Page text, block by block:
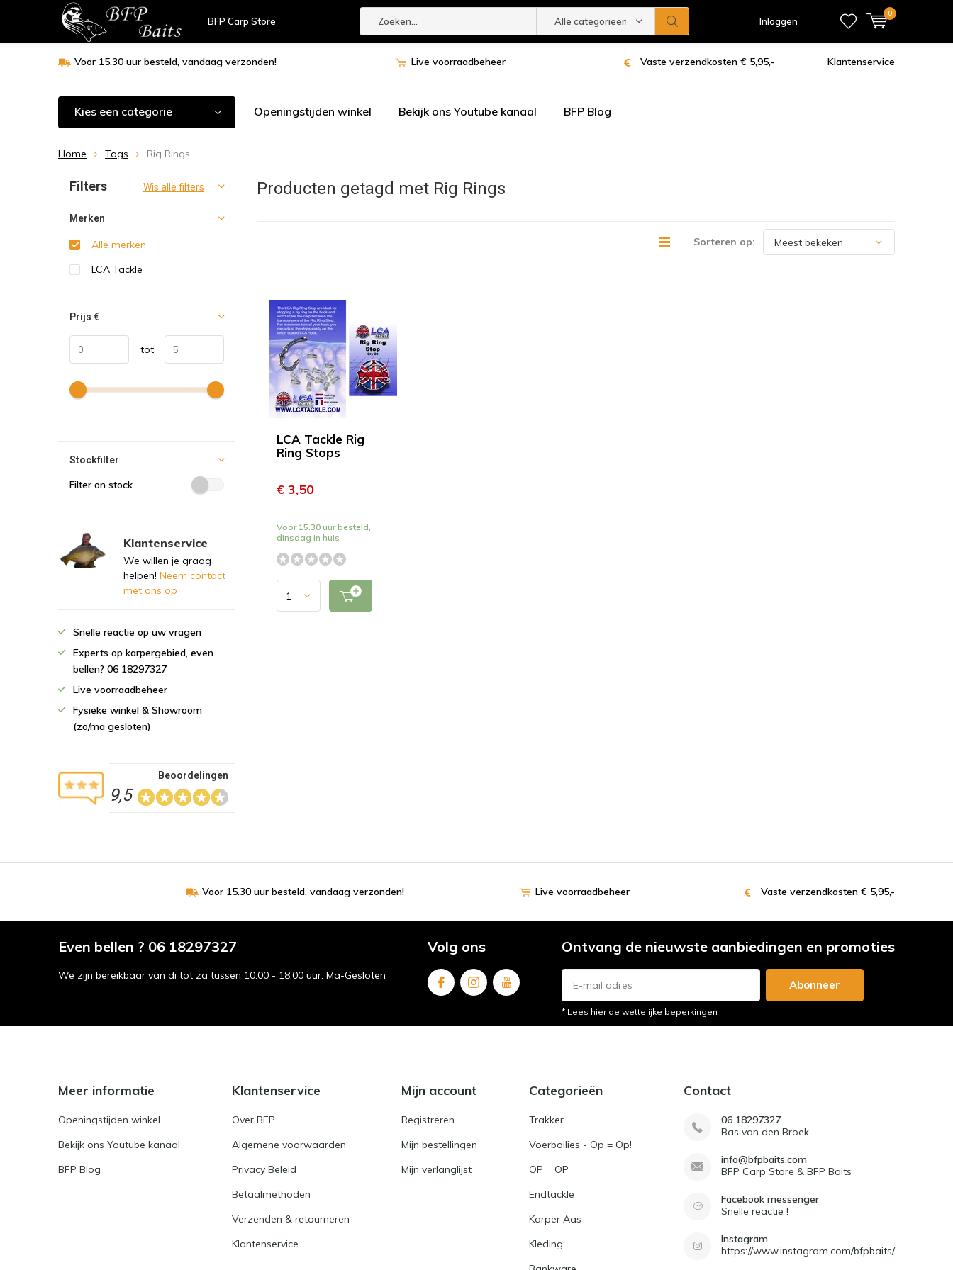
BFP Carp Store Alle categorieën Inloggen
0
Voor 15.30 uur besteld, vandaag verzonden! Live voorraadbeheer Vaste verzendkosten € 5,95,- Klantenservice
Kies een categorie Openingstijden winkel Bekijk ons Youtube kanaal BFP Blog
Home Tags Rig Rings
Producten getagd met Rig Rings
Sorteren op:
LCA Tackle Rig
Ring Stops
€ 3,50
Voor 15.30 uur besteld,
dinsdag in huis
Sorteren op:
Filters Wis alle filters
Merken
Alle merken
LCA Tackle
Prijs €
tot
Stockfilter
Filter on stock
Klantenservice
We willen je graag
helpen! Neem contact
met ons op
Snelle reactie op uw vragen
Experts op karpergebied, even
bellen? 06 18297327
Live voorraadbeheer
Fysieke winkel & Showroom
(zo/ma gesloten)
9,5
Beoordelingen
Voor 15.30 uur besteld, vandaag verzonden! Live voorraadbeheer Vaste verzendkosten € 5,95,-
Even bellen ? 06 18297327
We zijn bereikbaar van di tot za tussen 10:00 - 18:00 uur. Ma-Gesloten
Volg ons Ontvang de nieuwste aanbiedingen en promoties
Abonneer
* Lees hier de wettelijke beperkingen
Meer informatie
Openingstijden winkel
Bekijk ons Youtube kanaal
BFP Blog
Klantenservice
Over BFP
Algemene voorwaarden
Privacy Beleid
Betaalmethoden
Verzenden & retourneren
Klantenservice
Mijn account
Registreren
Mijn bestellingen
Mijn verlanglijst
Categorieën
Trakker
Voerboilies - Op = Op!
OP = OP
Endtackle
Karper Aas
Kleding
Contact
06 18297327
Bas van den Broek
info@bfpbaits.com
BFP Carp Store & BFP Baits
Facebook messenger
Snelle reactie !
Instagram
https://www.instagram.com/bfpbaits/